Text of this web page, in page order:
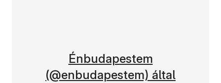
(új ablakban nyílik meg)
Énbudapestem
(@enbudapestem) által